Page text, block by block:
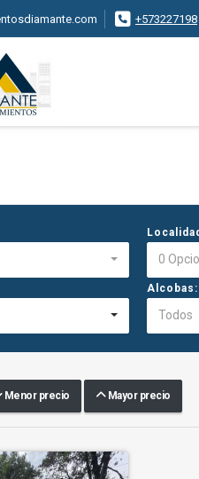
+573227198
0
Alcobas:
Todos
Menor precio Mayor precio